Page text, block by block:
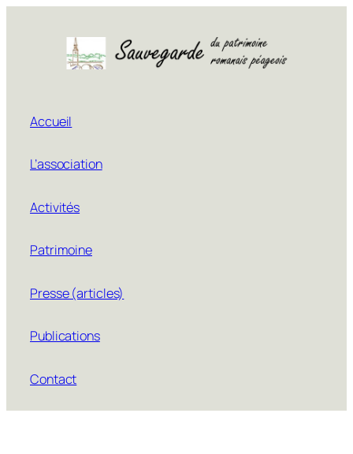
Accueil
L’association
Activités
Patrimoine
Presse (articles)
Publications
Contact